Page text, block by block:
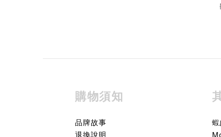
購物須知
品牌故事
退換說明
蝦